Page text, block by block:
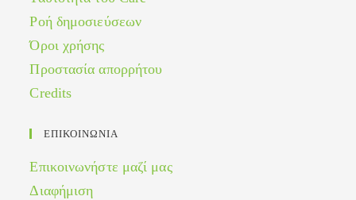
Ροή δημοσιεύσεων
Όροι χρήσης
Προστασία απορρήτου
Credits
ΕΠΙΚΟΙΝΩΝΙΑ
Επικοινωνήστε μαζί μας
Διαφήμιση